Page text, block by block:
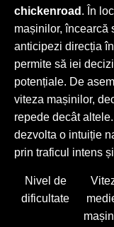
chickenroad . În
mașinilor, încearcă
anticipezi direcția
permite să iei
potențiale. De
viteza mașinilor,
repede decât
dezvolta o intuiție
prin traficul intens
Nivel de
dificultate